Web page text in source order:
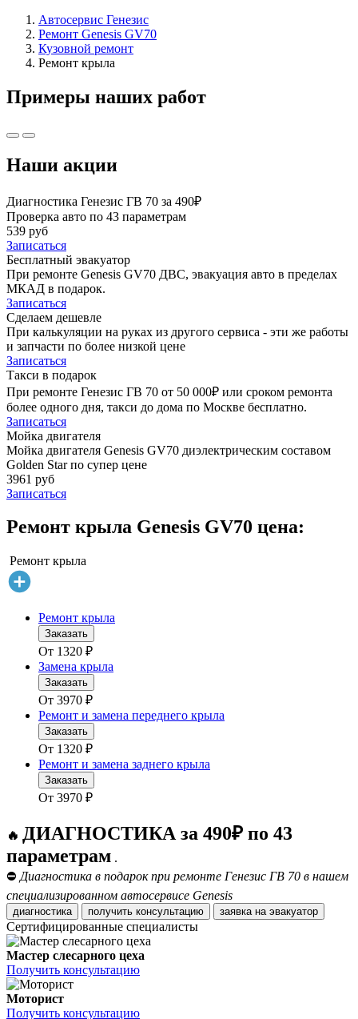
Автосервис Генезис
Ремонт Genesis GV70
Кузовной ремонт
Ремонт крыла
Примеры наших работ
Наши акции
Диагностика Генезис ГВ 70 за 490₽
Проверка авто по 43 параметрам
539 руб
Записаться
Бесплатный эвакуатор
При ремонте Genesis GV70 ДВС, эвакуация авто в пределах
МКАД в подарок.
Записаться
Сделаем дешевле
При калькуляции на руках из другого сервиса - эти же работы
и запчасти по более низкой цене
Записаться
Такси в подарок
При ремонте Генезис ГВ 70 от 50 000₽ или сроком ремонта
более одного дня, такси до дома по Москве бесплатно.
Записаться
Мойка двигателя
Мойка двигателя Genesis GV70 диэлектрическим составом
Golden Star по супер цене
3961 руб
Записаться
Ремонт крыла Genesis GV70 цена:
Ремонт крыла
Ремонт крыла
Заказать
От 1320 ₽
Замена крыла
Заказать
От 3970 ₽
Ремонт и замена переднего крыла
Заказать
От 1320 ₽
Ремонт и замена заднего крыла
Заказать
От 3970 ₽
🔥 ДИАГНОСТИКА за 490₽ по 43
параметрам .
⛔ Диагностика в подарок при ремонте Генезис ГВ 70 в нашем
специализированном автосервисе Genesis
диагностика получить консультацию заявка на эвакуатор
Сертифицированные специалисты
Мастер слесарного цеха
Получить консультацию
Моторист
Получить консультацию